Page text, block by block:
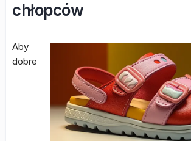
chłopców
Aby
dobre